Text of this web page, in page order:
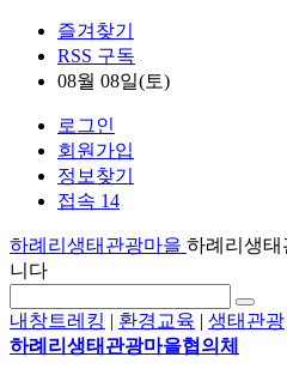
즐겨찾기
RSS 구독
08월 08일(토)
로그인
회원가입
정보찾기
접속 14
하례리생태관광마을 하례리생
니다
내창트레킹 | 환경교육 | 생태관광
하례리생태관광마을협의체